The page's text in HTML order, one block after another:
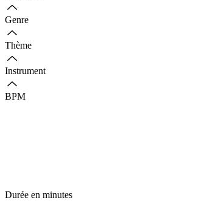
Genre
Thème
Instrument
BPM
Durée en minutes